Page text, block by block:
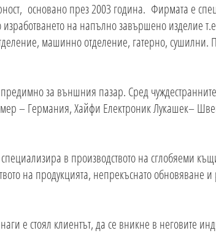
основано през 2003 година. Фирмата е
на напълно завършено изделие
машинно отделение, гатерно, сушилни.
предимно за външния пазар. Сред
– Германия, Хайфи Електроник Лукашек–
в производството на сглобяеми
на продукцията, непрекъснато обновяване
е стоял клиентът, да се вникне в неговите